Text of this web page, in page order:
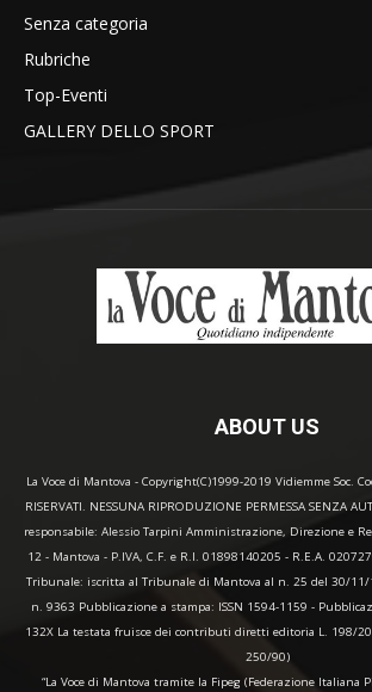
Senza categoria
Rubriche
Top-Eventi
GALLERY DELLO SPORT
ABOUT US
La Voce di Mantova - Copyright(C)1999-2019 Vidiemme Soc.
RISERVATI. NESSUNA RIPRODUZIONE PERMESSA SENZA
responsabile: Alessio Tarpini Amministrazione, Direzione e
12 - Mantova - P.IVA, C.F. e R.I. 01898140205 - R.E.A.
Tribunale: iscritta al Tribunale di Mantova al n. 25 del 30/11/
n. 9363 Pubblicazione a stampa: ISSN 1594-1159 -
132X La testata fruisce dei contributi diretti editoria L. 198/
250/90)
“La Voce di Mantova tramite la Fipeg (Federazione Italiana